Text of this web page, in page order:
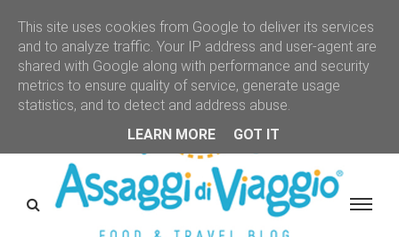
This site uses cookies from Google to deliver its services
and to analyze traffic. Your IP address and user-agent are
shared with Google along with performance and security
metrics to ensure quality of service, generate usage
statistics, and to detect and address abuse.
LEARN MORE
GOT IT